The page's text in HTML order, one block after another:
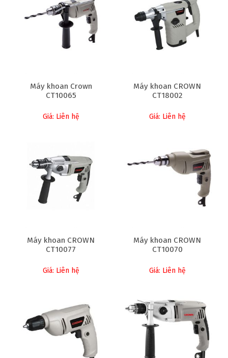
Máy khoan Crown
CT10065
Giá: Liên hệ
Máy khoan CROWN
CT18002
Giá: Liên hệ
Máy khoan CROWN
CT10077
Giá: Liên hệ
Máy khoan CROWN
CT10070
Giá: Liên hệ